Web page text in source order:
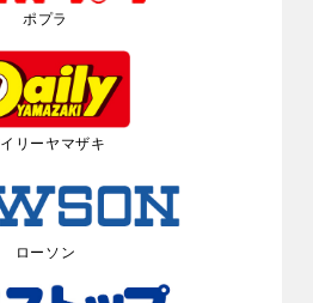
ポプラ
リーヤマザキ
ローソン